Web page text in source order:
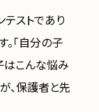
テストであり
。「自分の子
はこんな悩み
、保護者と先